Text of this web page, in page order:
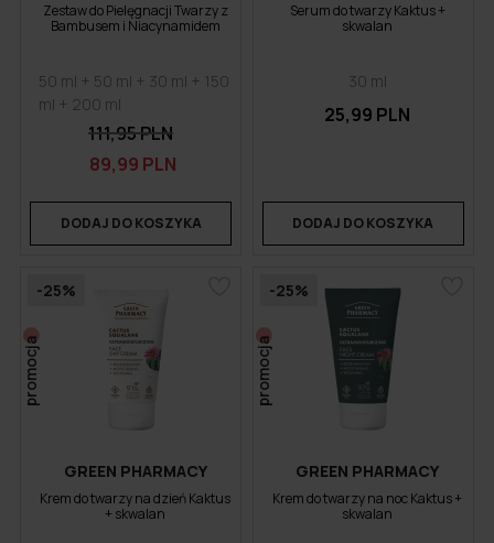
Zestaw do Pielęgnacji Twarzy z
Bambusem i Niacynamidem
50 ml + 50 ml + 30 ml + 150
ml + 200 ml
111,95 PLN
89,99 PLN
DODAJ DO KOSZYKA
Serum do twarzy Kaktus +
skwalan
30 ml
25,99 PLN
DODAJ DO KOSZYKA
-25%
promocja
GREEN PHARMACY
Krem do twarzy na dzień Kaktus
+ skwalan
-25%
promocja
GREEN PHARMACY
Krem do twarzy na noc Kaktus +
skwalan